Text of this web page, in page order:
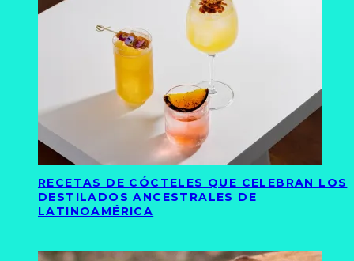
RECETAS DE CÓCTELES QUE CELEBRAN LOS
DESTILADOS ANCESTRALES DE
LATINOAMÉRICA